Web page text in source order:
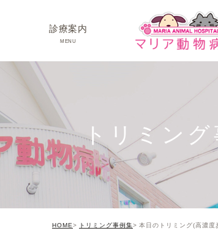
診療案内
MENU
トリミン
HOME トリミング事例集 本日のトリミング(高濃度